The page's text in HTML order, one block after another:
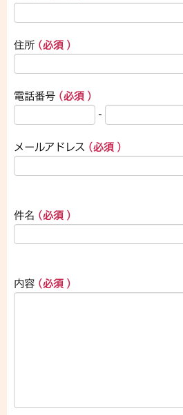
住所 (必須 )
電話番号 (必須 )
-
メールアドレス (必須 )
件名 (必須 )
内容 (必須 )